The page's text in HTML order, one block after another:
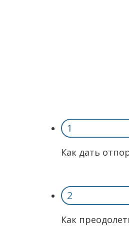
1
Как дать
2
Как